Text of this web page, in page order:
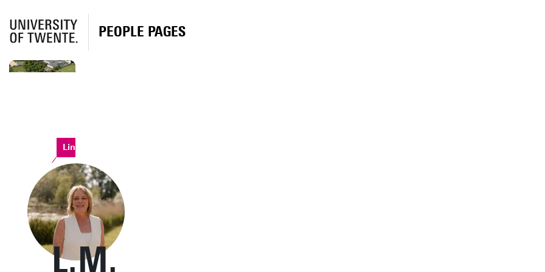
PEOPLE PAGES
Linde
L.M.